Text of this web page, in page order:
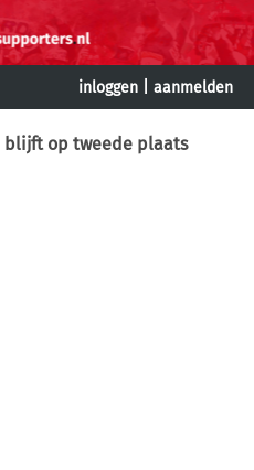
inloggen aanmelden
blijft op tweede plaats